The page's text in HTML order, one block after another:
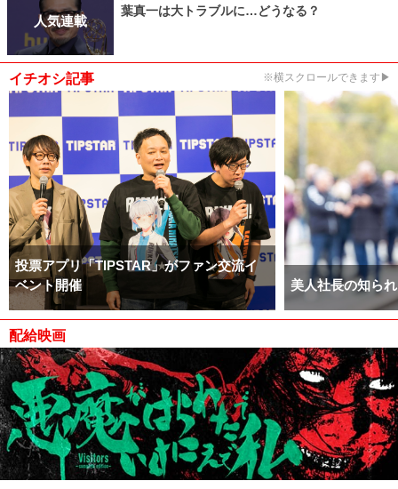
人気連載
葉真一は大トラブルに…どうなる？
イチオシ記事 ※横スクロールできます▶
投票アプリ「TIPSTAR」がファン交流イ
ベント開催
美人社長の知ら
配給映画